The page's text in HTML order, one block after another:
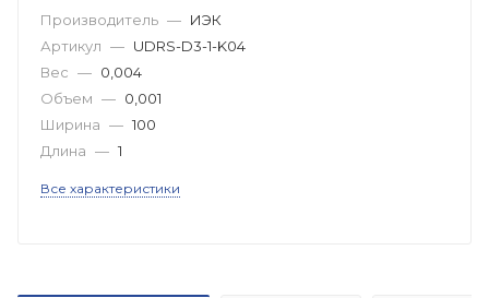
Производитель — ИЭК
Артикул — UDRS-D3-1-K04
Вес — 0,004
Объем — 0,001
Ширина — 100
Длина — 1
Все характеристики